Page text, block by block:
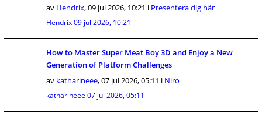
av Hendrix,09 jul 2026, 10:21 i Presentera dig här
Hendrix09 jul 2026, 10:21
How to Master Super Meat Boy 3D and Enjoy a New
Generation of Platform Challenges
av katharineee,07 jul 2026, 05:11 i Niro
katharineee 07 jul 2026, 05:11